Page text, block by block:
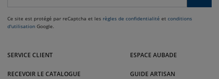
Ce site est protégé par reCaptcha et les règles de confidentialité et conditions
d'utilisation Google.
Rodez, Toulouse, Cabestany, Montauban, Brive-la-Gaillarde et bien
SERVICE CLIENT
RECEVOIR LE CATALOGUE
ESPACE AUBADE
GUIDE ARTISAN